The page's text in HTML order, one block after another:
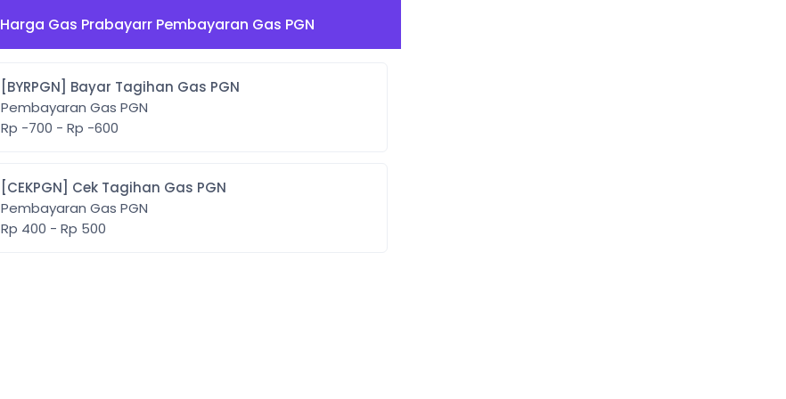
Harga Gas Prabayarr Pembayaran Gas PGN
[BYRPGN] Bayar Tagihan Gas PGN
Pembayaran Gas PGN
Rp -700 - Rp -600
[CEKPGN] Cek Tagihan Gas PGN
Pembayaran Gas PGN
Rp 400 - Rp 500